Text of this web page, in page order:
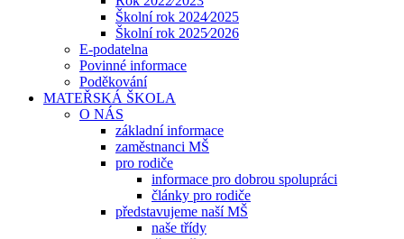
Školní rok 2024⁄2025
Školní rok 2025⁄2026
E-podatelna
Povinné informace
Poděkování
MATEŘSKÁ ŠKOLA
O NÁS
základní informace
zaměstnanci MŠ
pro rodiče
informace pro dobrou spolupráci
články pro rodiče
představujeme naší MŠ
naše třídy